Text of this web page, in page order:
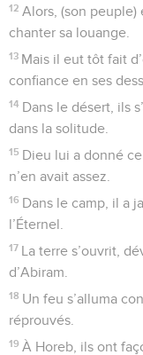
12 Alors, (son peuple)
chanter sa louange.
13 Mais il eut tôt fait
confiance en ses
14 Dans le désert, ils
dans la solitude.
15 Dieu lui a donné
n’en avait assez.
16 Dans le camp, il a
l’Éternel.
17 La terre s’ouvrit,
d’Abiram.
18 Un feu s’alluma
réprouvés.
19 À Horeb, ils ont